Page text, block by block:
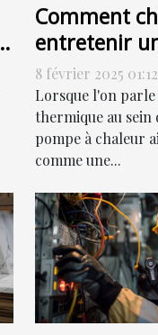
Comment
entretenir
chaleur air-air
efficacement
8 février 2025 01:12
Lorsque l'on
thermique au sein
pompe à chaleur
comme une...